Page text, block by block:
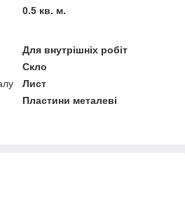
0.5 кв. м.
Для внутрішніх робіт
Скло
Лист
Пластини металеві